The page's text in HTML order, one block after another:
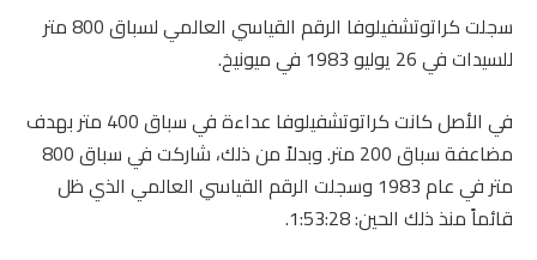
سجلت كراتوتشفيلوفا الرقم القياسي العالمي لسباق 800 متر
للسيدات في 26 يوليو 1983 في ميونيخ.
في الأصل كانت كراتوتشفيلوفا عداءة في سباق 400 متر بهدف
مضاعفة سباق 200 متر. وبدلاً من ذلك، شاركت في سباق 800
متر في عام 1983 وسجلت الرقم القياسي العالمي الذي ظل
قائماً منذ ذلك الحين: 1:53:28.